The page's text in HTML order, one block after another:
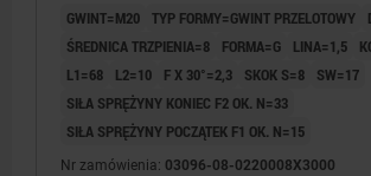
GWINT=M20 TYP FORMY=GWINT PRZELOTOWY
ŚREDNICA TRZPIENIA=8
FORMA=G LINA=1,5
L1=68
L2=10 F X 30°=2,3 SKOK S=8
SW=17
SIŁA SPRĘŻYNY KONIEC F2 OK. N=33
SIŁA SPRĘŻYNY POCZĄTEK F1 OK. N=15
Nr zamówienia: 03096-08-0220008X3000